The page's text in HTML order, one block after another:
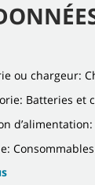
ou chargeur:
Batteries et
d’alimentation:
Consommables